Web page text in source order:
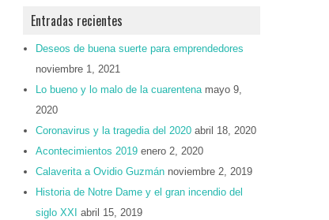
Entradas recientes
Deseos de buena suerte para emprendedores
noviembre 1, 2021
Lo bueno y lo malo de la cuarentena mayo 9,
2020
Coronavirus y la tragedia del 2020 abril 18, 2020
Acontecimientos 2019 enero 2, 2020
Calaverita a Ovidio Guzmán noviembre 2, 2019
Historia de Notre Dame y el gran incendio del
siglo XXI abril 15, 2019